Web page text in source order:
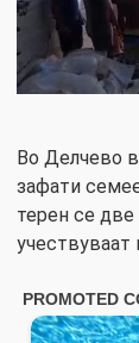
Во Делчево
зафати
терен се